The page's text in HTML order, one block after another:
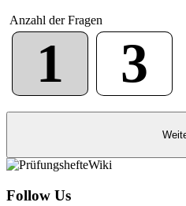
Anzahl der Fragen
1 3
Follow Us